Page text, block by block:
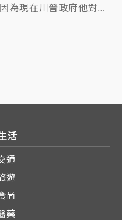
為現在川普政府他對電
沒有那麼積極，甚至取
們覺得這樣的緩下來，
講， 反而是1個正面。
活
通
遊
尚
藥